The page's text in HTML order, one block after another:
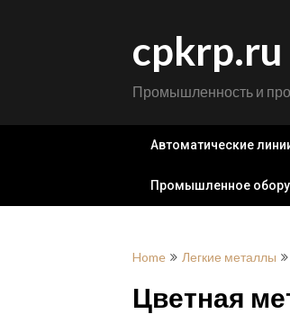
cpkrp.ru
Промышленность и
Автоматические
Промышленное
Home Легкие металлы
Цветная